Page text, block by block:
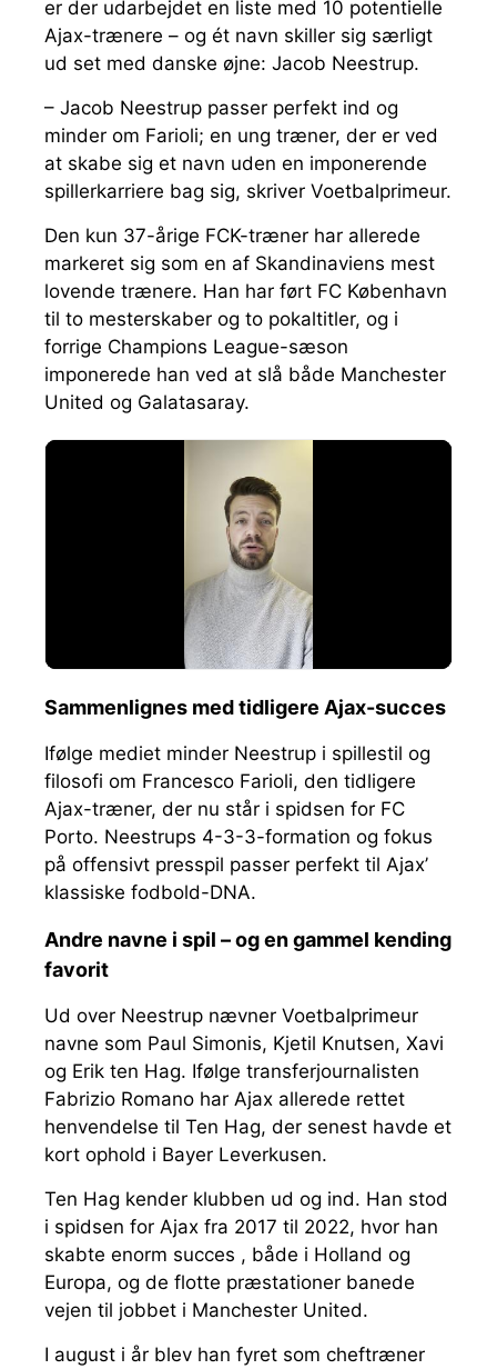
er der udarbejdet en liste med 10 potentielle
Ajax-trænere – og ét navn skiller sig særligt
ud set med danske øjne: Jacob Neestrup.
– Jacob Neestrup passer perfekt ind og
minder om Farioli; en ung træner, der er ved
at skabe sig et navn uden en imponerende
spillerkarriere bag sig, skriver Voetbalprimeur.
Den kun 37-årige FCK-træner har allerede
markeret sig som en af Skandinaviens mest
lovende trænere. Han har ført FC København
til to mesterskaber og to pokaltitler, og i
forrige Champions League-sæson
imponerede han ved at slå både Manchester
United og Galatasaray.
Sammenlignes med tidligere Ajax-succes
Ifølge mediet minder Neestrup i spillestil og
filosofi om Francesco Farioli, den tidligere
Ajax-træner, der nu står i spidsen for FC
Porto. Neestrups 4-3-3-formation og fokus
på offensivt presspil passer perfekt til Ajax’
klassiske fodbold-DNA.
Andre navne i spil – og en gammel kending
favorit
Ud over Neestrup nævner Voetbalprimeur
navne som Paul Simonis, Kjetil Knutsen, Xavi
og Erik ten Hag. Ifølge transferjournalisten
Fabrizio Romano har Ajax allerede rettet
henvendelse til Ten Hag, der senest havde et
kort ophold i Bayer Leverkusen.
Ten Hag kender klubben ud og ind. Han stod
i spidsen for Ajax fra 2017 til 2022, hvor han
skabte enorm succes , både i Holland og
Europa, og de flotte præstationer banede
vejen til jobbet i Manchester United.
I august i år blev han fyret som cheftræner